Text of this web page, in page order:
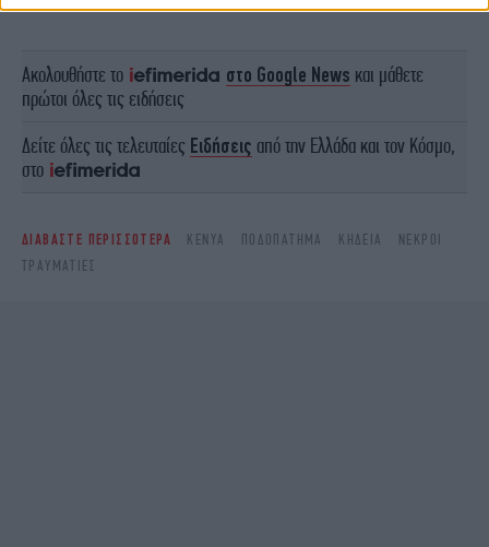
Ακολουθήστε το στο Google News και μάθετε
πρώτοι όλες τις ειδήσεις
Δείτε όλες τις τελευταίες Ειδήσεις από την Ελλάδα και τον Κόσμο,
στο
ΔΙΑΒΑΣΤΕ ΠΕΡΙΣΣΟΤΕΡΑ ΚΈΝΥΑ ΠΟΔΟΠΆΤΗΜΑ ΚΗΔΕΊΑ
ΝΕΚΡΟΊ
ΤΡΑΥΜΑΤΊΕΣ